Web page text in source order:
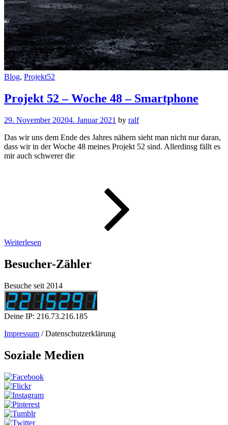
Cat
Blog, Projekt52
Projekt 52 – Woche 48 – Smartphone
29. November 20204. Januar 2021 by ralf
Das wir uns dem Ende des Jahres nähern sieht man nicht nur daran,
dass wir in der Woche 48 meines Projekt 52 sind. Allerdinsg fällt es
mir auch schwerer die
Weiterlesen
Besucher-Zähler
Besuche seit 2014
Deine IP: 216.73.216.185
Impressum / Datenschutzerklärung
Soziale Medien